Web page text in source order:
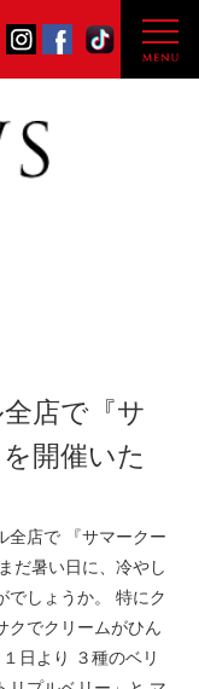
店で『サ
開催いた
全店で 『サマークー
だ暑い日に、冷やし
でしょうか。 特にク
クでクリームがひん
日より ３種のベリ